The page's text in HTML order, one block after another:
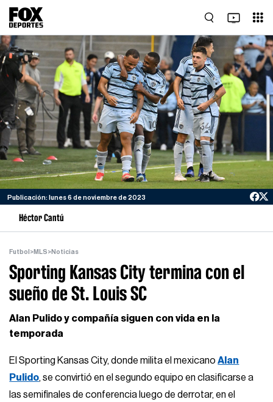
Publicación: lunes 6 de noviembre de 2023
Héctor Cantú
Futbol >MLS>Noticias
Sporting Kansas City termina con el
sueño de St. Louis SC
Alan Pulido y compañía siguen con vida en la
temporada
El Sporting Kansas City, donde milita el mexicanoAlan
Pulido, se convirtió en el segundo equipo en clasificarse a
las semifinales de conferencia luego de derrotar, en el